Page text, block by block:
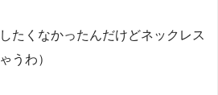
たくなかったんだけどネックレス
うわ）